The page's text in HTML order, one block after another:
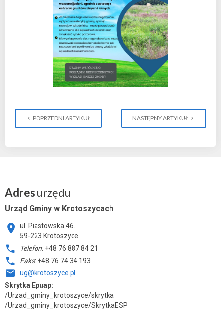
POPRZEDNI ARTYKUŁ NASTĘPNY ARTYKUŁ
Adres urzędu
Urząd Gminy w Krotoszycach
ul. Piastowska 46,
59-223 Krotoszyce
Telefon: +48 76 887 84 21
Faks: +48 76 74 34 193
ug@krotoszyce.pl
Skrytka Epuap:
/Urzad_gminy_krotoszyce/skrytka
/Urzad_gminy_krotoszyce/SkrytkaESP